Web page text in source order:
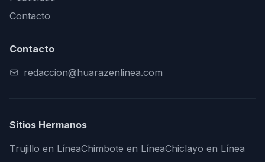
Contacto
Contacto
redaccion@huarazenlinea.com
Sitios Hermanos
Trujillo en LíneaChimbote en LíneaChiclayo en Línea